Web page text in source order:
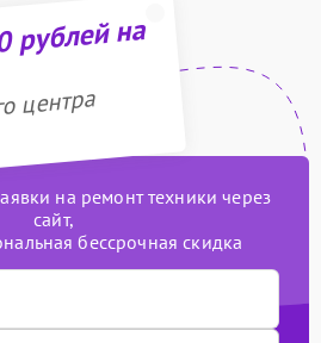
рублей на
центра
на ремонт техники через
сайт,
бессрочная скидка